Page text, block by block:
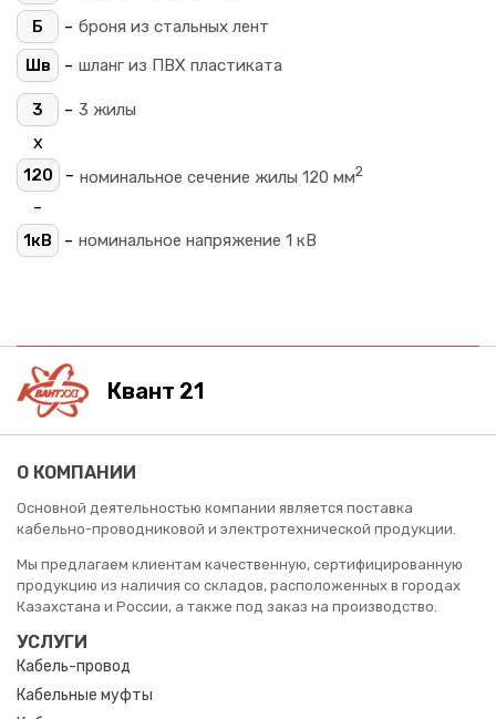
Б
- броня из стальных лент
Шв
- шланг из ПВХ пластиката
3 - 3 жилы
х
120 - номинальное сечение жилы 120 мм2
-
1кВ - номинальное напряжение 1 кВ
Квант 21
О КОМПАНИИ
Основной деятельностью компании является поставка
кабельно-проводниковой и электротехнической продукции.
Мы предлагаем клиентам качественную, сертифицированную
продукцию из наличия со складов, расположенных в городах
Казахстана и России, а также под заказ на производство.
УСЛУГИ
Кабель-провод
Кабельные муфты